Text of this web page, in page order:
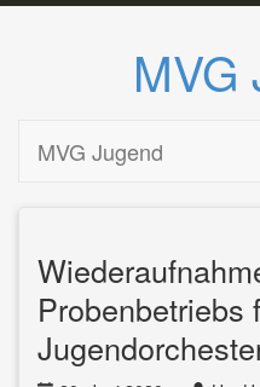
MVG
Inhalt
MVG Jugend
Probenbetriebs